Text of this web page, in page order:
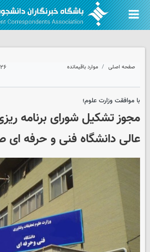
صفحه اصلی موارد باقیمانده ۲۶ اسفند ۱۳۹۶ - ۱۲:۴۹
با موافقت وزارت علوم؛
مجوز تشکیل شورای برنامه
عالی دانشگاه فنی و حرفه ای